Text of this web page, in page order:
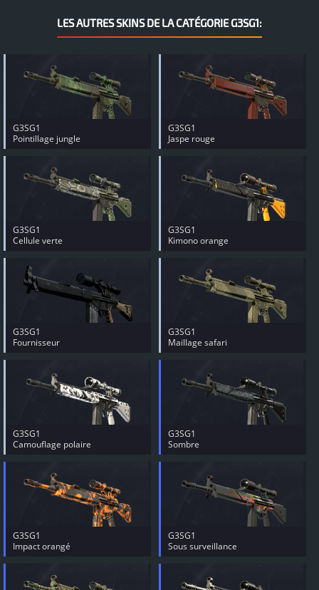
LES AUTRES SKINS DE LA CATÉGORIE G3SG1:
G3SG1
Pointillage jungle
G3SG1
Jaspe rouge
G3SG1
Cellule verte
G3SG1
Kimono orange
G3SG1
Fournisseur
G3SG1
Maillage safari
G3SG1
Camouflage polaire
G3SG1
Sombre
G3SG1
Impact orangé
G3SG1
Sous surveillance